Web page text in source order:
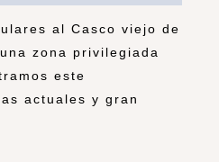
al Casco viejo de
zona privilegiada
este
actuales y gran